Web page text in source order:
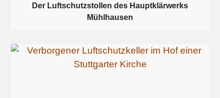
Der Luftschutzstollen des Hauptklärwerks
Mühlhausen